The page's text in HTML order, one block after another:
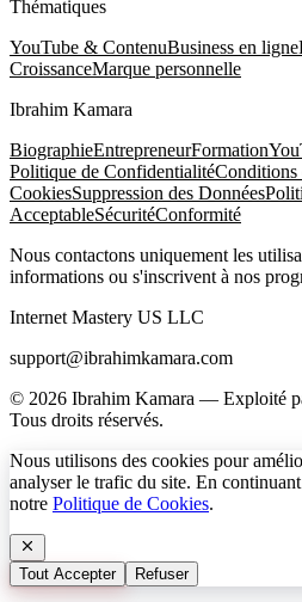
Thématiques
YouTube & ContenuBusiness en ligne
CroissanceMarque personnelle
Ibrahim Kamara
BiographieEntrepreneurFormation
Politique de Confidentialité
CookiesSuppression des Données
AcceptableSécuritéConformité
Nous contactons uniquement les
informations ou s'inscrivent à nos
Internet Mastery US LLC
support@ibrahimkamara.com
© 2026 Ibrahim Kamara — Exploité
Tous droits réservés.
Nous utilisons des cookies pour
analyser le trafic du site. En
notre Politique de Cookies.
Tout Accepter Refuser